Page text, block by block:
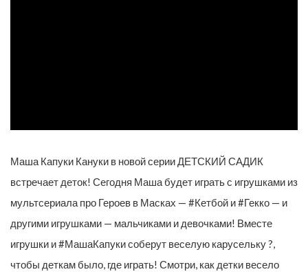
Маша Капуки Кануки в новой серии ДЕТСКИЙ САДИК
встречает деток! Сегодня Маша будет играть с игрушками из
мультсериала про Героев в Масках — #Кетбой и #Гекко — и
другими игрушками — мальчиками и девочками! Вместе
игрушки и #МашаКапуки соберут веселую карусельку ?,
чтобы деткам было, где играть! Смотри, как детки весело